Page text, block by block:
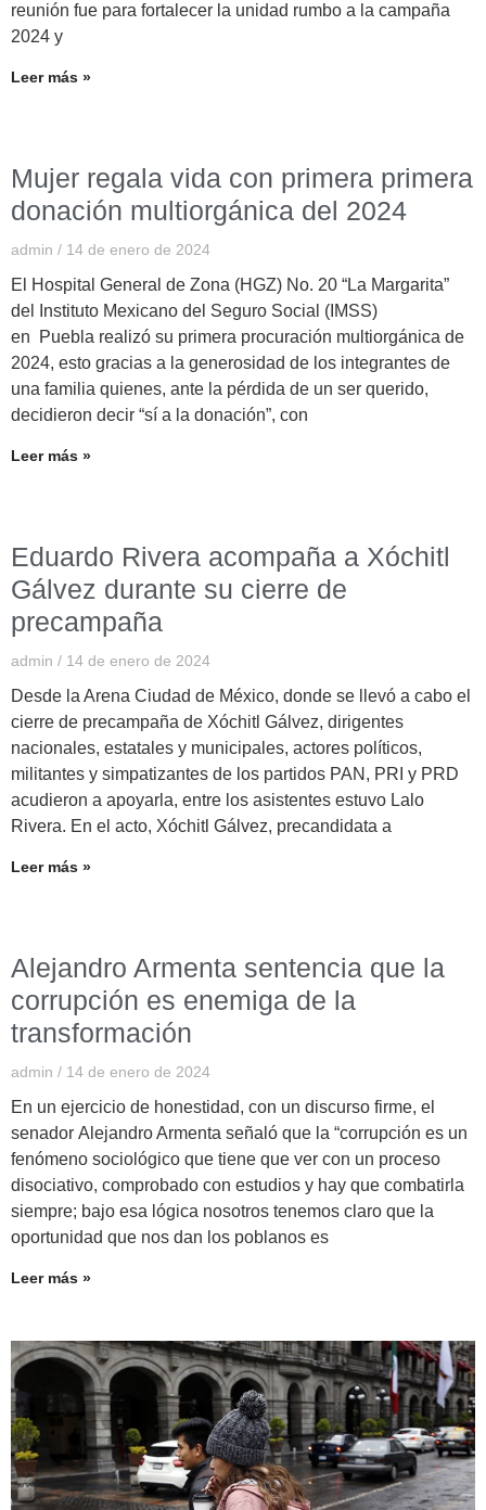
reunión fue para fortalecer la unidad rumbo a la campaña
2024 y
Leer más »
Mujer regala vida con primera primera
donación multiorgánica del 2024
admin 14 de enero de 2024
El Hospital General de Zona (HGZ) No. 20 “La Margarita”
del Instituto Mexicano del Seguro Social (IMSS)
en Puebla realizó su primera procuración multiorgánica de
2024, esto gracias a la generosidad de los integrantes de
una familia quienes, ante la pérdida de un ser querido,
decidieron decir “sí a la donación”, con
Leer más »
Eduardo Rivera acompaña a Xóchitl
Gálvez durante su cierre de
precampaña
admin 14 de enero de 2024
Desde la Arena Ciudad de México, donde se llevó a cabo el
cierre de precampaña de Xóchitl Gálvez, dirigentes
nacionales, estatales y municipales, actores políticos,
militantes y simpatizantes de los partidos PAN, PRI y PRD
acudieron a apoyarla, entre los asistentes estuvo Lalo
Rivera. En el acto, Xóchitl Gálvez, precandidata a
Leer más »
Alejandro Armenta sentencia que la
corrupción es enemiga de la
transformación
admin 14 de enero de 2024
En un ejercicio de honestidad, con un discurso firme, el
senador Alejandro Armenta señaló que la “corrupción es un
fenómeno sociológico que tiene que ver con un proceso
disociativo, comprobado con estudios y hay que combatirla
siempre; bajo esa lógica nosotros tenemos claro que la
oportunidad que nos dan los poblanos es
Leer más »